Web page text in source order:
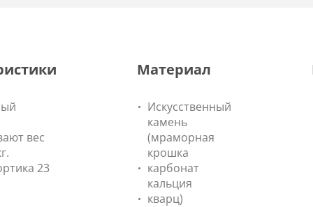
вес
23
Материал
Искусственный
камень
(мраморная
крошка
карбонат
кальция
кварц)